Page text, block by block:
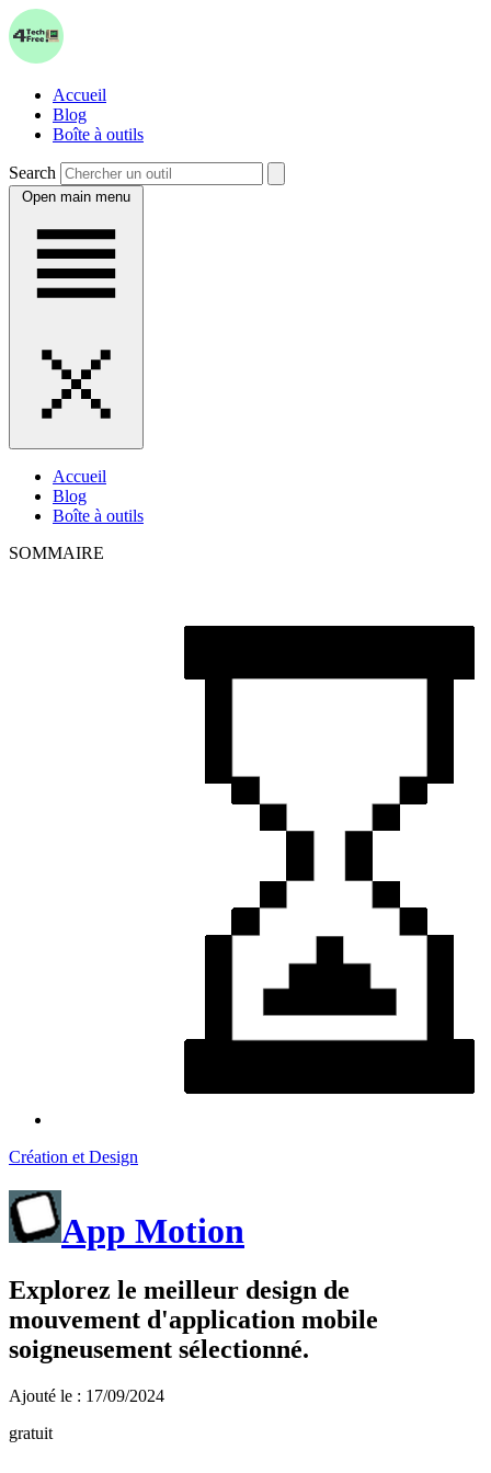
Accueil
Blog
Boîte à outils
Search
Open main menu
Accueil
Blog
Boîte à outils
SOMMAIRE
Création et Design
App Motion
Explorez le meilleur design de
mouvement d'application mobile
soigneusement sélectionné.
Ajouté le : 17/09/2024
gratuit